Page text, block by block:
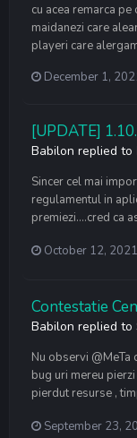
cu acea remarca
maidanezi care
playeri care
December 1,
[UPDATE]
Babilon replied to
Sincer cel mai
regulamentul in
premiezi….cred ca
October 12, 2021
Contestatie
Babilon replied to
Nu observi @MeTa
bug uri mereu
pierdut resurse ,
September 23,